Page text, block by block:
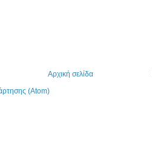
Αρχική σελίδα
(Atom)